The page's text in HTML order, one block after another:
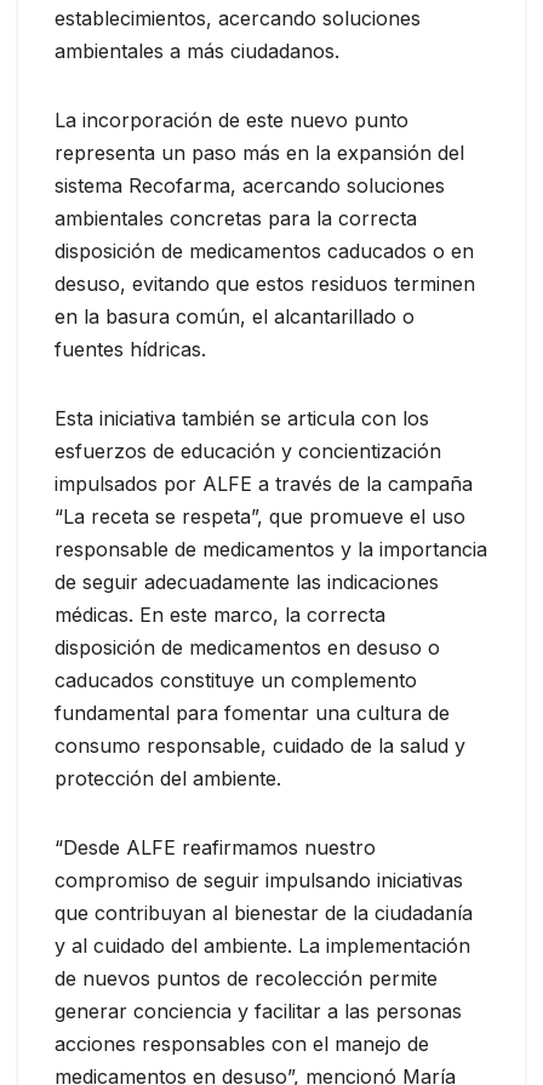
establecimientos, acercando soluciones
ambientales a más ciudadanos.
La incorporación de este nuevo punto
representa un paso más en la expansión del
sistema Recofarma, acercando soluciones
ambientales concretas para la correcta
disposición de medicamentos caducados o en
desuso, evitando que estos residuos terminen
en la basura común, el alcantarillado o
fuentes hídricas.
Esta iniciativa también se articula con los
esfuerzos de educación y concientización
impulsados por ALFE a través de la campaña
“La receta se respeta”, que promueve el uso
responsable de medicamentos y la importancia
de seguir adecuadamente las indicaciones
médicas. En este marco, la correcta
disposición de medicamentos en desuso o
caducados constituye un complemento
fundamental para fomentar una cultura de
consumo responsable, cuidado de la salud y
protección del ambiente.
“Desde ALFE reafirmamos nuestro
compromiso de seguir impulsando iniciativas
que contribuyan al bienestar de la ciudadanía
y al cuidado del ambiente. La implementación
de nuevos puntos de recolección permite
generar conciencia y facilitar a las personas
acciones responsables con el manejo de
medicamentos en desuso”, mencionó María